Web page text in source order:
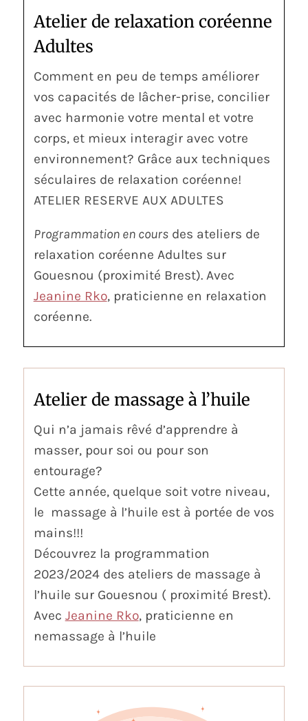
Atelier de massage à l’huile
Qui n’a jamais rêvé d’apprendre à
masser, pour soi ou pour son
entourage?
Cette année, quelque soit votre niveau,
le massage à l’huile est à portée de vos
mains!!!
Découvrez la programmation
2023/2024 des ateliers de massage à
l’huile sur Gouesnou ( proximité Brest).
Avec Jeanine Rko, praticienne en
nemassage à l’huile
Atelier de relaxation coréenne
Adultes
Comment en peu de temps améliorer
vos capacités de lâcher-prise, concilier
avec harmonie votre mental et votre
corps, et mieux interagir avec votre
environnement? Grâce aux techniques
séculaires de relaxation coréenne!
ATELIER RESERVE AUX ADULTES
Programmation en coursdes ateliers de
relaxation coréenne Adultes sur
Gouesnou (proximité Brest). Avec
Jeanine Rko, praticienne en relaxation
coréenne.